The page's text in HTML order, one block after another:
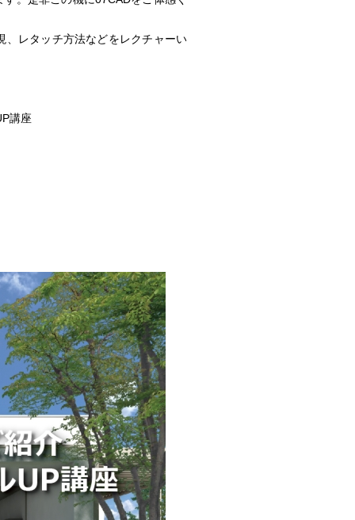
、レタッチ方法などをレクチャーい
講座